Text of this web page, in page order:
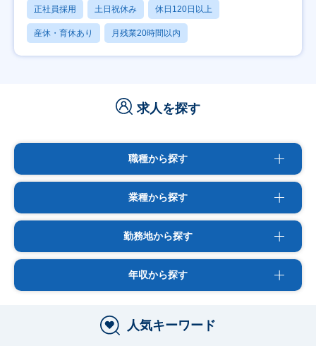
正社員採用 土日祝休み 休日120日以上
産休・育休あり 月残業20時間以内
求人を探す
職種から探す
業種から探す
勤務地から探す
年収から探す
人気キーワード